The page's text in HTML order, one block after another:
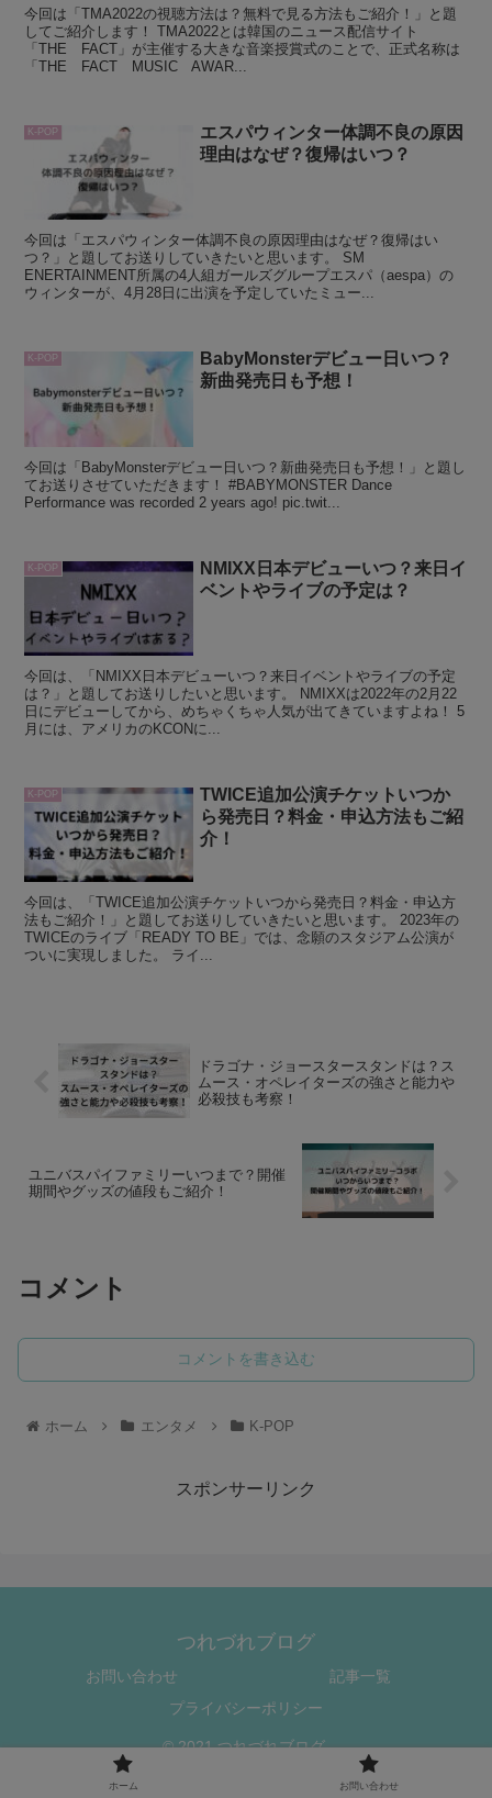
今回は「TMA2022の視聴方法は？無料で見る方法もご紹介！」と題
してご紹介します！ TMA2022とは韓国のニュース配信サイト
「THE FACT」が主催する大きな音楽授賞式のことで、正式名称は
「THE FACT MUSIC AWAR...
K-POP
エスパウィンター体調不良の原因
理由はなぜ？復帰はいつ？
今回は「エスパウィンター体調不良の原因理由はなぜ？復帰はい
つ？」と題してお送りしていきたいと思います。 SM
ENERTAINMENT所属の4人組ガールズグループエスパ（aespa）の
ウィンターが、4月28日に出演を予定していたミュー...
K-POP
BabyMonsterデビュー日いつ？
新曲発売日も予想！
今回は「BabyMonsterデビュー日いつ？新曲発売日も予想！」と題し
てお送りさせていただきます！ #BABYMONSTER Dance
Performance was recorded 2 years ago! pic.twit...
K-POP
NMIXX日本デビューいつ？来日イ
ベントやライブの予定は？
今回は、「NMIXX日本デビューいつ？来日イベントやライブの予定
は？」と題してお送りしたいと思います。 NMIXXは2022年の2月22
日にデビューしてから、めちゃくちゃ人気が出てきていますよね！ 5
月には、アメリカのKCONに...
K-POP
TWICE追加公演チケットいつか
ら発売日？料金・申込方法もご紹
介！
今回は、「TWICE追加公演チケットいつから発売日？料金・申込方
法もご紹介！」と題してお送りしていきたいと思います。 2023年の
TWICEのライブ「READY TO BE」では、念願のスタジアム公演が
ついに実現しました。 ライ...
ドラゴナ・ジョースタースタンドは？ス
ムース・オペレイターズの強さと能力や
必殺技も考察！
ユニバスパイファミリーいつまで？開催
期間やグッズの値段もご紹介！
コメント
コメントを書き込む
ホーム エンタメ K-POP
スポンサーリンク
つれづれブログ
お問い合わせ
記事一覧
プライバシーポリシー
© 2021 つれづれブログ.
ホーム お問い合わせ